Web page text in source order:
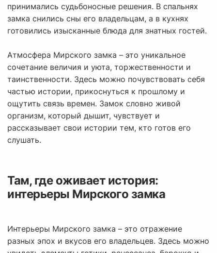
принимались судьбоносные решения. В спальнях
замка снились сны его владельцам, а в кухнях
готовились изысканные блюда для знатных гостей.
Атмосфера Мирского замка – это уникальное
сочетание величия и уюта, торжественности и
таинственности. Здесь можно почувствовать себя
частью истории, прикоснуться к прошлому и
ощутить связь времен. Замок словно живой
организм, который дышит, чувствует и
рассказывает свои истории тем, кто готов его
слушать.
Там, где оживает история:
интерьеры Мирского замка
Интерьеры Мирского замка – это отражение
разных эпох и вкусов его владельцев. Здесь можно